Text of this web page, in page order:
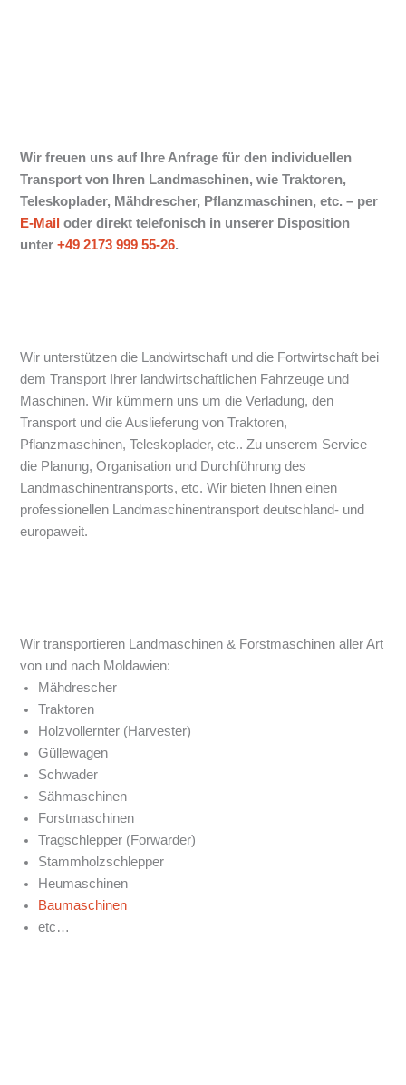
Wir freuen uns auf Ihre Anfrage für den individuellen
Transport von Ihren Landmaschinen, wie Traktoren,
Teleskoplader, Mähdrescher, Pflanzmaschinen, etc. – per
E-Mail oder direkt telefonisch in unserer Disposition
unter+49 2173 999 55-26.
Wir unterstützen die Landwirtschaft und die Fortwirtschaft bei
dem Transport Ihrer landwirtschaftlichen Fahrzeuge und
Maschinen. Wir kümmern uns um die Verladung, den
Transport und die Auslieferung von Traktoren,
Pflanzmaschinen, Teleskoplader, etc.. Zu unserem Service
die Planung, Organisation und Durchführung des
Landmaschinentransports, etc. Wir bieten Ihnen einen
professionellen Landmaschinentransport deutschland- und
europaweit.
Wir transportieren Landmaschinen & Forstmaschinen aller Art
von und nach Moldawien:
Mähdrescher
Traktoren
Holzvollernter (Harvester)
Güllewagen
Schwader
Sähmaschinen
Forstmaschinen
Tragschlepper (Forwarder)
Stammholzschlepper
Heumaschinen
Baumaschinen
etc…